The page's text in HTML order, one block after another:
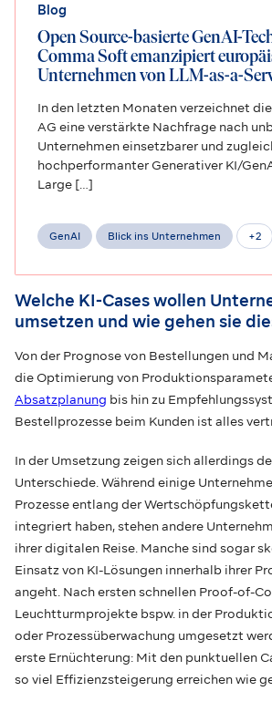
Blog
Open Source-basierte GenAI-
Comma Soft emanzipiert
Unternehmen von LLM-as-a-
In den letzten Monaten verzeichnet
AG eine verstärkte Nachfrage nach
Unternehmen einsetzbarer und
hochperformanter Generativer KI/
Large […]
GenAI Blick ins Unternehmen +2
Welche KI-Cases wollen
umsetzen und wie gehen sie
Von der Prognose von Bestellungen und
die Optimierung von
Absatzplanung bis hin zu
Bestellprozesse beim Kunden ist alles
In der Umsetzung zeigen sich allerdings
Unterschiede. Während einige
Prozesse entlang der
integriert haben, stehen andere
ihrer digitalen Reise. Manche sind sogar
Einsatz von KI-Lösungen innerhalb ihrer
angeht. Nach ersten schnellen Proof-of-
Leuchtturmprojekte bspw. in der
oder Prozessüberwachung umgesetzt
erste Ernüchterung: Mit den punktuellen
so viel Effizienzsteigerung erreichen wie